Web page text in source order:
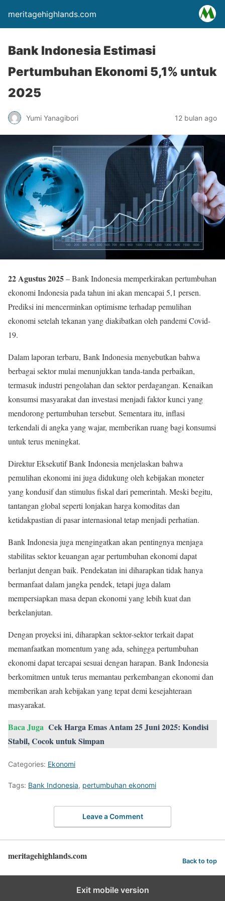
meritagehighlands.com
Bank Indonesia Estimasi
Pertumbuhan Ekonomi 5,1% untuk
2025
Yumi Yanagibori 12 bulan ago
22 Agustus 2025– Bank Indonesia memperkirakan pertumbuhan
ekonomi Indonesia pada tahun ini akan mencapai 5,1 persen.
Prediksi ini mencerminkan optimisme terhadap pemulihan
ekonomi setelah tekanan yang diakibatkan oleh pandemi Covid-
19.
Dalam laporan terbaru, Bank Indonesia menyebutkan bahwa
berbagai sektor mulai menunjukkan tanda-tanda perbaikan,
termasuk industri pengolahan dan sektor perdagangan. Kenaikan
konsumsi masyarakat dan investasi menjadi faktor kunci yang
mendorong pertumbuhan tersebut. Sementara itu, inflasi
terkendali di angka yang wajar, memberikan ruang bagi konsumsi
untuk terus meningkat.
Direktur Eksekutif Bank Indonesia menjelaskan bahwa
pemulihan ekonomi ini juga didukung oleh kebijakan moneter
yang kondusif dan stimulus fiskal dari pemerintah. Meski begitu,
tantangan global seperti lonjakan harga komoditas dan
ketidakpastian di pasar internasional tetap menjadi perhatian.
Bank Indonesia juga mengingatkan akan pentingnya menjaga
stabilitas sektor keuangan agar pertumbuhan ekonomi dapat
berlanjut dengan baik. Pendekatan ini diharapkan tidak hanya
bermanfaat dalam jangka pendek, tetapi juga dalam
mempersiapkan masa depan ekonomi yang lebih kuat dan
berkelanjutan.
Dengan proyeksi ini, diharapkan sektor-sektor terkait dapat
memanfaatkan momentum yang ada, sehingga pertumbuhan
ekonomi dapat tercapai sesuai dengan harapan. Bank Indonesia
berkomitmen untuk terus memantau perkembangan ekonomi dan
memberikan arah kebijakan yang tepat demi kesejahteraan
masyarakat.
Baca Juga Cek Harga Emas Antam 25 Juni 2025: Kondisi
Stabil, Cocok untuk Simpan
Categories: Ekonomi
Tags: Bank Indonesia, pertumbuhan ekonomi
Leave a Comment
meritagehighlands.com Back to top
Exit mobile version